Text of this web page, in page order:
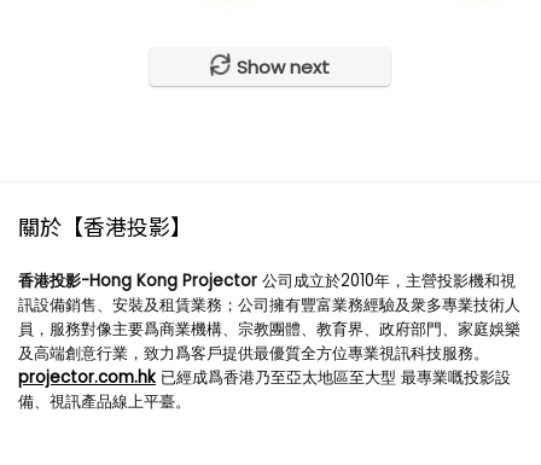
Show next
關於【香港投影】
香港投影-Hong Kong Projector 公司成立於2010年，主營投影機和視
訊設備銷售、安裝及租賃業務；公司擁有豐富業務經驗及衆多專業技術人
員，服務對像主要爲商業機構、宗教團體、教育界、政府部門、家庭娛樂
及高端創意行業，致力爲客戶提供最優質全方位專業視訊科技服務。
projector.com.hk 已經成爲香港乃至亞太地區至大型 最專業嘅投影設
備、視訊產品線上平臺。